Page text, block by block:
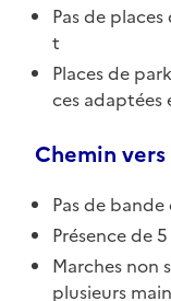
Pas de
t
Places de
ces adaptées
Chemin
Pas de
Présence de
Marches non
plusieurs